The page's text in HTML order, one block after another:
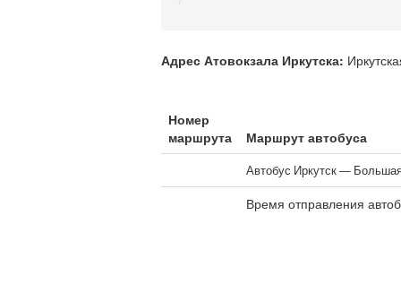
Адрес Атовокзала Иркутска:
Номер
маршрута
Маршрут автобуса
Автобус Иркутск —
Время отправления